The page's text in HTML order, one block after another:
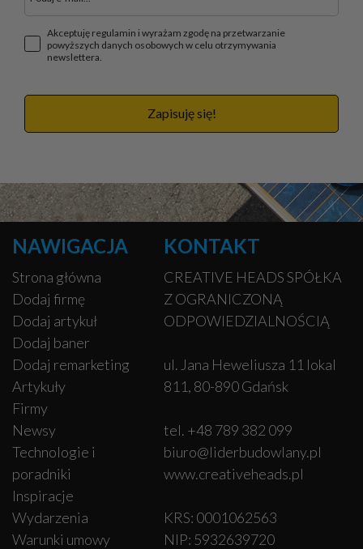
Akceptuję regulamin i wyrażam zgodę na przetwarzanie
powyższych danych osobowych w celu otrzymywania
newslettera.
Zapisuję się!
NAWIGACJA
Strona główna
Dodaj firmę
Dodaj artykuł
Dodaj baner
Dodaj remarketing
Artykuły
Firmy
Newsy
Technologie i
poradniki
Inspiracje
Wydarzenia
Warunki umowy
KONTAKT
CREATIVE HEADS SPÓŁKA
Z OGRANICZONĄ
ODPOWIEDZIALNOŚCIĄ
ul. Jana Heweliusza 11 lokal
811, 80-890 Gdańsk
tel. +48 789 382 099
biuro@liderbudowlany.pl
www.creativeheads.pl
KRS: 0001062563
NIP: 5932639720